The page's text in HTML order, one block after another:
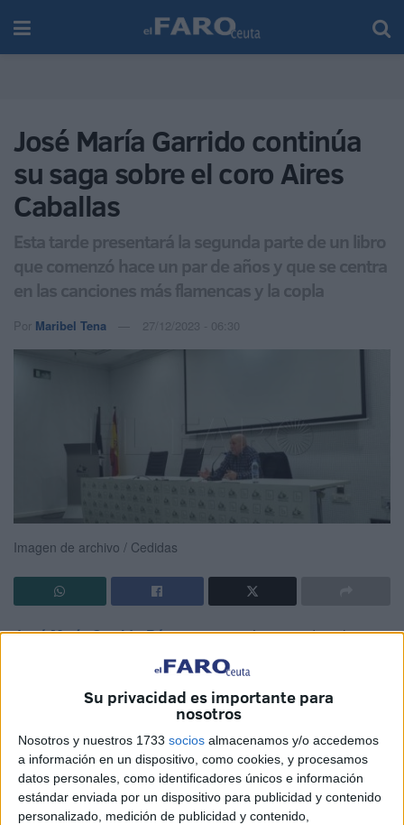
Su privacidad es importante para
nosotros
Nosotros y nuestros 1733 socios almacenamos y/o accedemos
a información en un dispositivo, como cookies, y procesamos
datos personales, como identificadores únicos e información
estándar enviada por un dispositivo para publicidad y contenido
personalizado, medición de publicidad y contenido,
José María Garrido continúa
su saga sobre el coro Aires
Caballas
Esta tarde presentará la segunda parte de un libro
que comenzó hace un par de años y que se centra
en las canciones más flamencas y la copla
Por Maribel Tena 27/12/2023 - 06:30
Imagen de archivo / Cedidas
José María Garrido Pérezpresentará esta tarde, a las
Biblioteca Pública del Estado Adolfo
de Ceuta el libro ‘La copla, Aires Caballas’, la
segunda parte de una bilogía que comenzó a escribir hace
“La verdadera historia” del origen de estos libros, tal y
como relata el autor, “surge cuando veo a amigos míos de
la infancia, como José Pérez García, con los villancicos